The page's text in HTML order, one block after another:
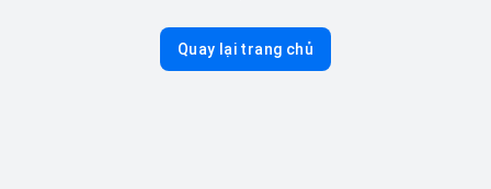
Quay lại trang chủ